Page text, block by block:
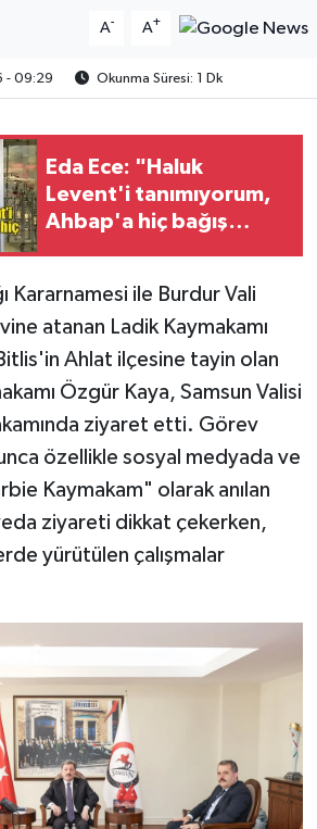
A- A+
- 09:29 Okunma Süresi: 1 Dk
Eda Ece: "Haluk
Levent'i tanımıyorum,
Ahbap'a hiç bağış
Kararnamesi ile Burdur Vali
atanan Ladik Kaymakamı
Ahlat ilçesine tayin olan
Özgür Kaya, Samsun Valisi
ziyaret etti. Görev
özellikle sosyal medyada ve
Kaymakam" olarak anılan
ziyareti dikkat çekerken,
yürütülen çalışmalar